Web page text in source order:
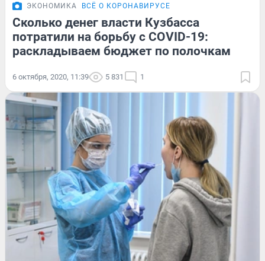
ЭКОНОМИКА ВСЁ О КОРОНАВИРУСЕ
Сколько денег власти Кузбасса
потратили на борьбу с COVID-19:
раскладываем бюджет по полочкам
6 октября, 2020, 11:39 5 831 1